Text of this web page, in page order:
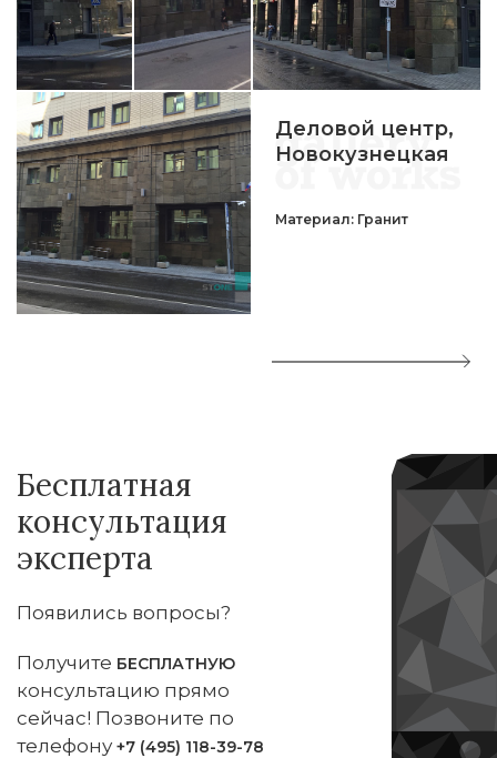
Деловой центр,
Новокузнецкая
Материал: Гранит
Бесплатная
консультация
эксперта
Появились вопросы?
Получите БЕСПЛАТНУЮ
консультацию прямо
сейчас! Позвоните по
телефону +7 (495) 118-39-78